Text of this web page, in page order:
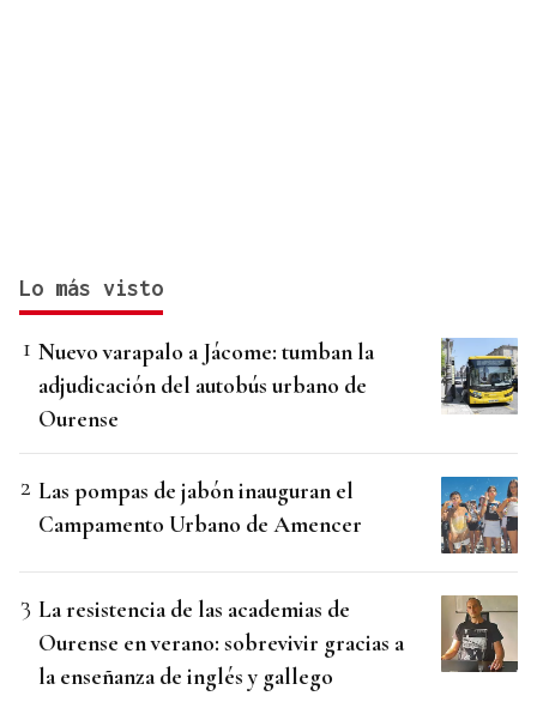
Lo más visto
Nuevo varapalo a Jácome: tumban la
adjudicación del autobús urbano de
Ourense
Las pompas de jabón inauguran el
Campamento Urbano de Amencer
La resistencia de las academias de
Ourense en verano: sobrevivir gracias a
la enseñanza de inglés y gallego